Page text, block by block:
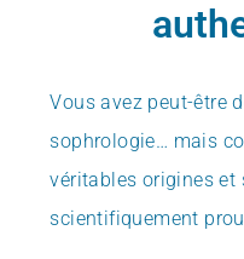
Vous avez peut-être
sophrologie… mais
véritables origines et
scientifiquement